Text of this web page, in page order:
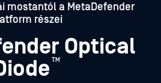
mostantól a MetaDefender
részei
Optical
™